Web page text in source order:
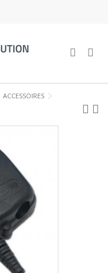
ACCESSOIRES